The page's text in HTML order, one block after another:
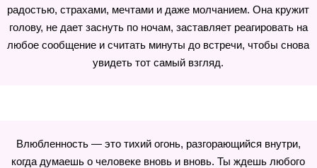
радостью, страхами, мечтами и даже молчанием. Она кружит
голову, не дает заснуть по ночам, заставляет реагировать на
любое сообщение и считать минуты до встречи, чтобы снова
увидеть тот самый взгляд.
Влюбленность — это тихий огонь, разгорающийся внутри,
когда думаешь о человеке вновь и вновь. Ты ждешь любого